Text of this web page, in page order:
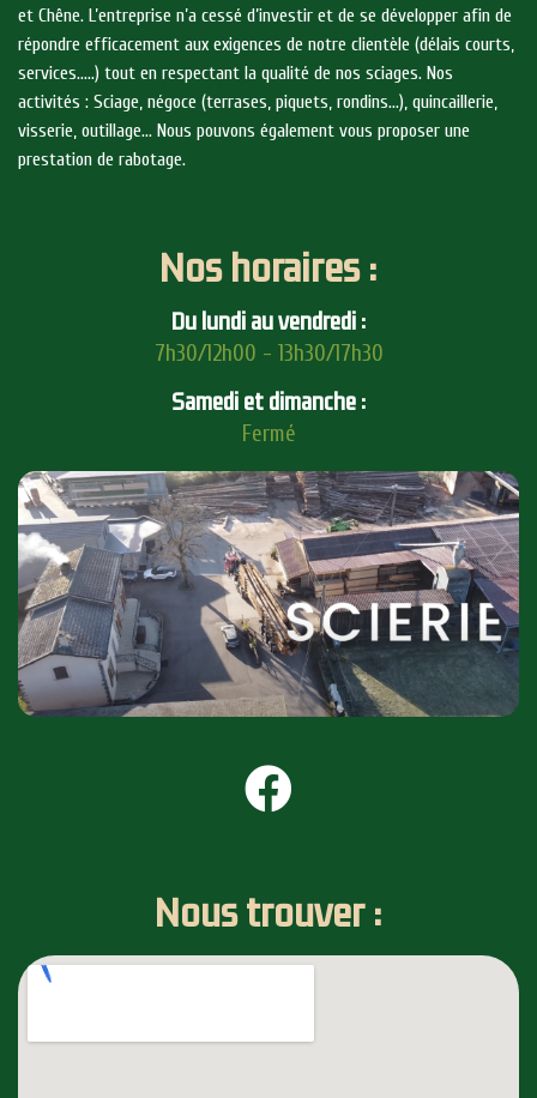
et Chêne. L’entreprise n’a cessé d’investir et de se développer afin de
répondre efficacement aux exigences de notre clientèle (délais courts,
services…..) tout en respectant la qualité de nos sciages. Nos
activités : Sciage, négoce (terrases, piquets, rondins…), quincaillerie,
visserie, outillage… Nous pouvons également vous proposer une
prestation de rabotage.
Nos horaires :
Du lundi au vendredi :
7h30/12h00 - 13h30/17h30
Samedi et dimanche :
Fermé
Nous trouver :